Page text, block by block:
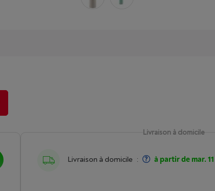
Livraison à domicile
Livraison à domicile : à partir de mar.